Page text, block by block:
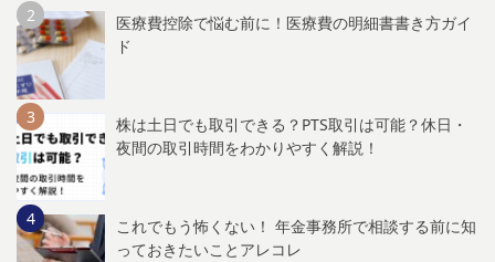
医療費控除で悩む前に！医療費の明細書書き方ガイ
ド
株は土日でも取引できる？PTS取引は可能？休日・
夜間の取引時間をわかりやすく解説！
これでもう怖くない！ 年金事務所で相談する前に知
っておきたいことアレコレ